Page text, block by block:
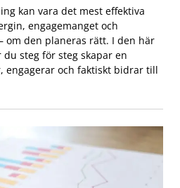
kan vara det mest effektiva
engagemanget och
om den planeras rätt. I den här
steg för steg skapar en
engagerar och faktiskt bidrar till